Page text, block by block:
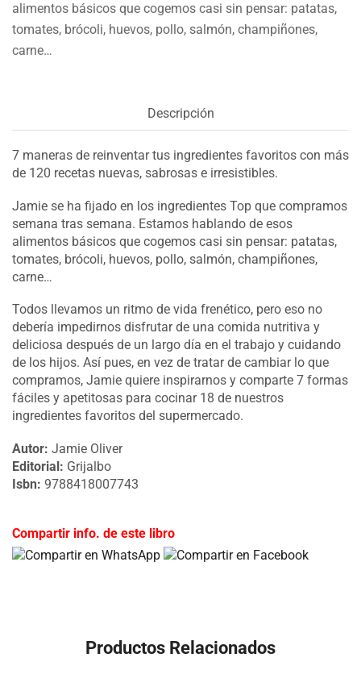
alimentos básicos que cogemos casi sin pensar: patatas,
tomates, brócoli, huevos, pollo, salmón, champiñones,
carne…
Descripción
7 maneras de reinventar tus ingredientes favoritos con más
de 120 recetas nuevas, sabrosas e irresistibles.
Jamie se ha fijado en los ingredientes Top que compramos
semana tras semana. Estamos hablando de esos
alimentos básicos que cogemos casi sin pensar: patatas,
tomates, brócoli, huevos, pollo, salmón, champiñones,
carne…
Todos llevamos un ritmo de vida frenético, pero eso no
debería impedirnos disfrutar de una comida nutritiva y
deliciosa después de un largo día en el trabajo y cuidando
de los hijos. Así pues, en vez de tratar de cambiar lo que
compramos, Jamie quiere inspirarnos y comparte 7 formas
fáciles y apetitosas para cocinar 18 de nuestros
ingredientes favoritos del supermercado.
Autor: Jamie Oliver
Editorial: Grijalbo
Isbn: 9788418007743
Compartir info. de este libro
Productos Relacionados